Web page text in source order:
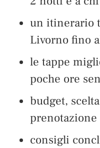
un itinerario
Livorno fino
le tappe
poche ore
budget,
prenotazione
consigli